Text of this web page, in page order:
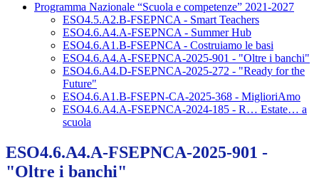
Programma Nazionale “Scuola e competenze” 2021-2027
ESO4.5.A2.B-FSEPNCA - Smart Teachers
ESO4.6.A4.A-FSEPNCA - Summer Hub
ESO4.6.A1.B-FSEPNCA - Costruiamo le basi
ESO4.6.A4.A-FSEPNCA-2025-901 - "Oltre i banchi"
ESO4.6.A4.D-FSEPNCA-2025-272 - "Ready for the
Future"
ESO4.6.A1.B-FSEPN-CA-2025-368 - MiglioriAmo
ESO4.6.A4.A-FSEPNCA-2024-185 - R… Estate… a
scuola
ESO4.6.A4.A-FSEPNCA-2025-901 -
"Oltre i banchi"